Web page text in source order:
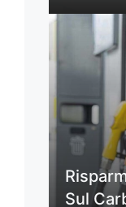
Sul